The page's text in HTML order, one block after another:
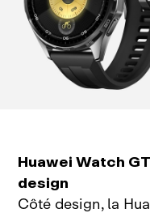
Huawei Watch
design
Côté design, la